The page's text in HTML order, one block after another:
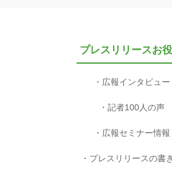
プレスリリースお
広報インタビュー
記者100人の声
広報セミナー情報
プレスリリースの書